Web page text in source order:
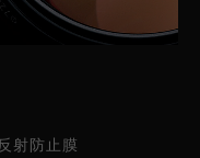
射防止膜